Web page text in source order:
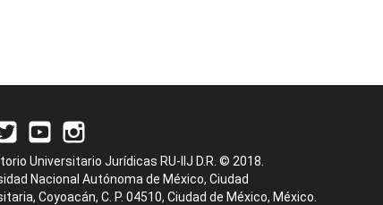
Universitario Jurídicas RU-IIJ D.R. © 2018.
Nacional Autónoma de México, Ciudad
Coyoacán, C. P. 04510, Ciudad de México, México.